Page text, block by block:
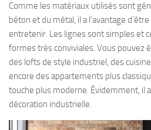
Comme les matériaux utilisés sont
béton et du métal, il a l’avantage
entretenir. Les lignes sont simples et
formes très conviviales. Vous pouvez
des lofts de style industriel, des
encore des appartements plus
touche plus moderne. Évidemment, il
décoration industrielle.